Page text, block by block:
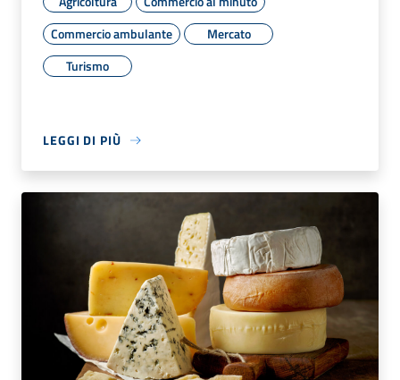
Commercio ambulante
Mercato
Turismo
LEGGI DI PIÙ